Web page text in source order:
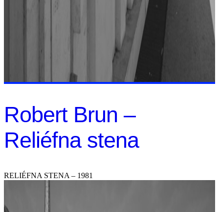
Robert Brun –
Reliéfna stena
RELIÉFNA STENA – 1981